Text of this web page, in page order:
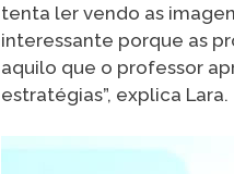
tenta ler vendo as
interessante porque as
aquilo que o professor
estratégias”, explica Lara.